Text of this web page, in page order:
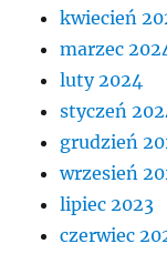
kwiecień
marzec
luty 2024
styczeń
grudzień
wrzesień
lipiec 2023
czerwiec